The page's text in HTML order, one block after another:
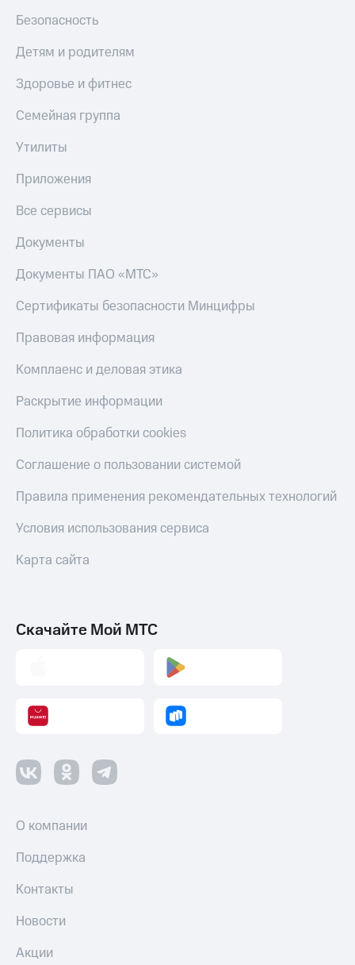
Безопасность
Детям и родителям
Здоровье и фитнес
Семейная группа
Утилиты
Приложения
Все сервисы
Документы
Документы ПАО «МТС»
Сертификаты безопасности Минцифры
Правовая информация
Комплаенс и деловая этика
Раскрытие информации
Политика обработки cookies
Соглашение о пользовании системой
Правила применения рекомендательных технологий
Условия использования сервиса
Карта сайта
Скачайте Мой МТС
О компании
Поддержка
Контакты
Новости
Акции